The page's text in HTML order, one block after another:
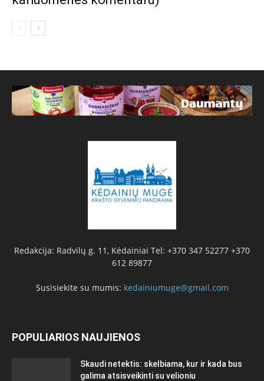
Redakcija: Radvilų g. 11, Kėdainiai Tel: +370 347 52277 +370
612 89877
Susisiekite su mumis: kedainiumuge@gmail.com
POPULIARIOS NAUJIENOS
Skaudi netektis: skelbiama, kur ir kada bus
galima atsisveikinti su velioniu